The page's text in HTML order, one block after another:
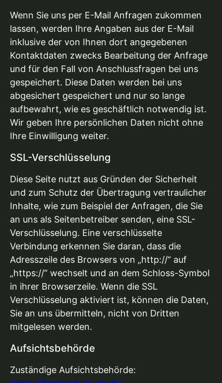
Wenn Sie uns per E-Mail Anfragen zukommen
lassen, werden Ihre Angaben aus der E-Mail
inklusive der von Ihnen dort angegebenen
Kontaktdaten zwecks Bearbeitung der Anfrage
und für den Fall von Anschlussfragen bei uns
gespeichert. Diese Daten werden bei uns
abgesichert gespeichert und nur so lange
aufbewahrt, wie es geschäftlich notwendig ist.
Wir geben Ihre persönlichen Daten nicht ohne
Ihre Einwilligung weiter.
SSL-Verschlüsselung
Diese Seite nutzt aus Gründen der Sicherheit
und zum Schutz der Übertragung vertraulicher
Inhalte, wie zum Beispiel der Anfragen, die Sie
an uns als Seitenbetreiber senden, eine SSL-
Verschlüsselung. Eine verschlüsselte
Verbindung erkennen Sie daran, dass die
Adresszeile des Browsers von „http://“ auf
„https://“ wechselt und an dem Schloss-Symbol
in ihrer Browserzeile. Wenn die SSL
Verschlüsselung aktiviert ist, können die Daten,
Sie an uns übermitteln, nicht von Dritten
mitgelesen werden.
Aufsichtsbehörde
Zuständige Aufsichtsbehörde: